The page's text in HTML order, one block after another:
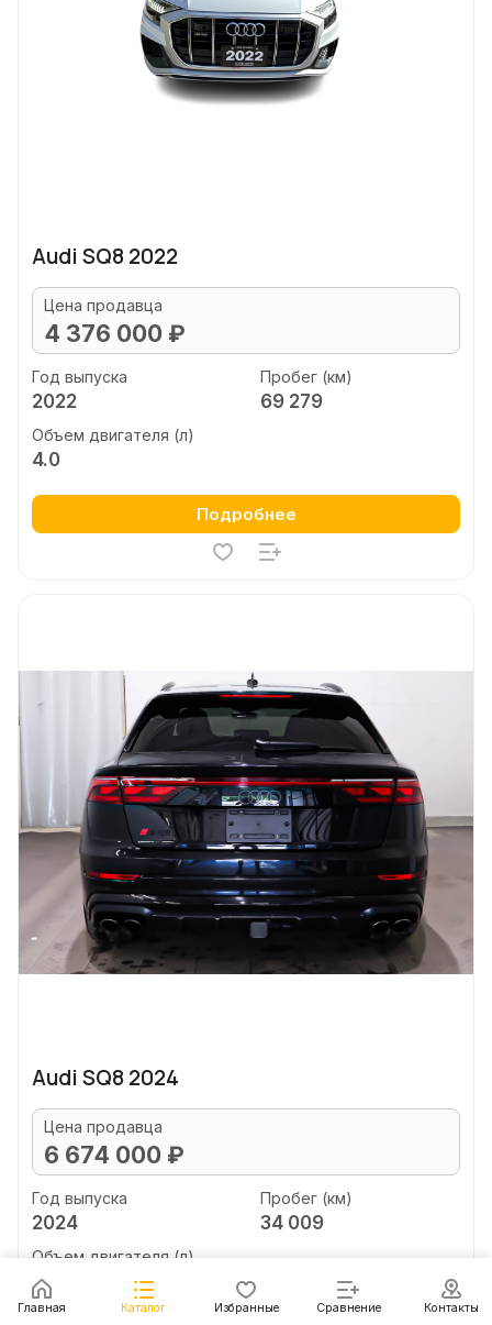
Audi SQ8 2022
Цена продавца
4 376 000 ₽
Год выпуска
2022
Пробег (км)
69 279
Объем двигателя (л)
4.0
Подробнее
Audi SQ8 2024
Цена продавца
6 674 000 ₽
Год выпуска
2024
Пробег (км)
34 009
Объем двигателя (л)
4.0
Главная Каталог Избранные Сравнение Контакты